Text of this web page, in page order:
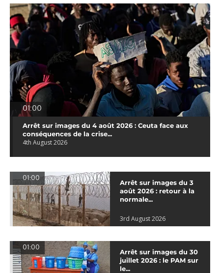
01:00
Arrêt sur images du 4 août 2026 : Ceuta face aux
conséquences de la crise...
4th August 2026
01:00
Arrêt sur images du 3
août 2026 : retour à la
normale...
3rd August 2026
01:00
Arrêt sur images du 30
juillet 2026 : le PAM sur
le...